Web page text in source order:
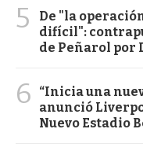
5
De "la
difícil":
de Peñarol por
6
“Inicia una
anunció
Nuevo Estadio